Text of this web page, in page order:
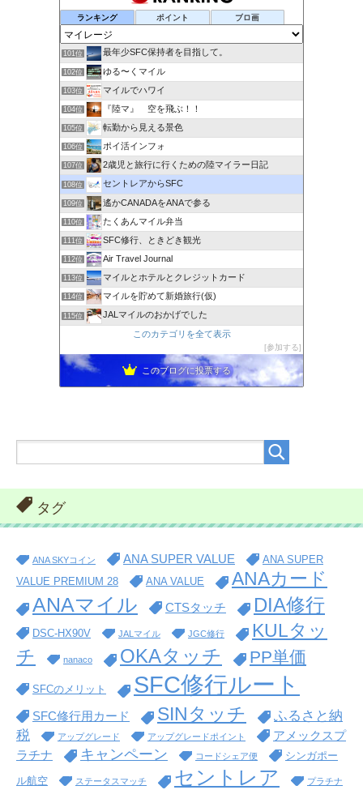
ランキング ポイント ブロ画
101位 最年少SFC保持者を目指して。
102位 ゆる〜くマイル
103位 マイルでハワイ
104位 『陸マ』 空を飛ぶ！！
105位 転勤から見える景色
106位 ポイ活インフォ
107位 2歳児と旅行に行くための陸マイラー日記
108位 セントレアからSFC
109位 遙かCANADAをANAで参る
110位 たくあんマイル弁当
111位 SFC修行、ときどき観光
112位 Air Travel Journal
113位 マイルとホテルとクレジットカード
114位 マイルを貯めて新婚旅行(仮)
115位
JALマイルのおかげでした
このカテゴリを全て表示
参加する
このブログに投票する
タグ
ANA SKYコイン ANA SUPER VALUE
ANA SUPER
VALUE PREMIUM 28
ANA VALUE ANAカード
ANAマイル CTSタッチ DIA修行
DSC-HX90V JALマイル JGC修行
KULタッ
チ
nanaco OKAタッチ PP単価
SFCのメリット SFC修行ルート
SFC修行用カード SINタッチ
ふるさと納
税
アップグレード アップグレードポイント
アメックスプ
ラチナ
キャンペーン コードシェア便 シンガポー
ル航空 ステータスマッチ セントレア プラチナ